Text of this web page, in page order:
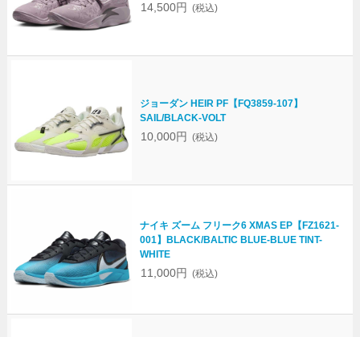
14,500円 (税込)
ジョーダン HEIR PF【FQ3859-107】
SAIL/BLACK-VOLT
10,000円 (税込)
ナイキ ズーム フリーク6 XMAS EP【FZ1621-
001】BLACK/BALTIC BLUE-BLUE TINT-
WHITE
11,000円 (税込)